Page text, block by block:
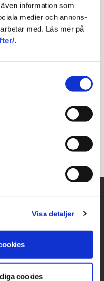
information som
medier och annons-
med. Läs mer på
.
Visa detaljer
cookies
mot EU:s
några få
och finanstillsyn.
Niklas Wykman
betvivlar starkt att det
med bara en stor